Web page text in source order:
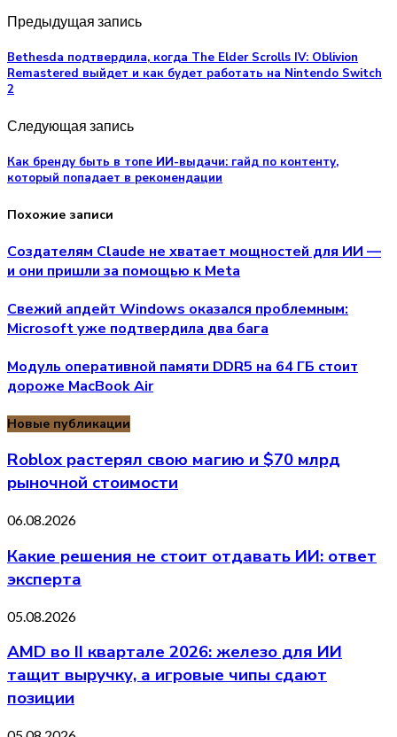
Предыдущая запись
Bethesda подтвердила, когда The Elder Scrolls IV: Oblivion
Remastered выйдет и как будет работать на Nintendo Switch
2
Следующая запись
Как бренду быть в топе ИИ-выдачи: гайд по контенту,
который попадает в рекомендации
Похожие записи
Создателям Claude не хватает мощностей для ИИ —
и они пришли за помощью к Meta
Свежий апдейт Windows оказался проблемным:
Microsoft уже подтвердила два бага
Модуль оперативной памяти DDR5 на 64 ГБ стоит
дороже MacBook Air
Новые публикации
Roblox растерял свою магию и $70 млрд
рыночной стоимости
06.08.2026
Какие решения не стоит отдавать ИИ: ответ
эксперта
05.08.2026
AMD во II квартале 2026: железо для ИИ
тащит выручку, а игровые чипы сдают
позиции